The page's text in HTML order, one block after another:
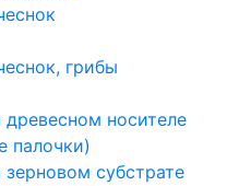
грибы
носителе
палочки)
субстрате